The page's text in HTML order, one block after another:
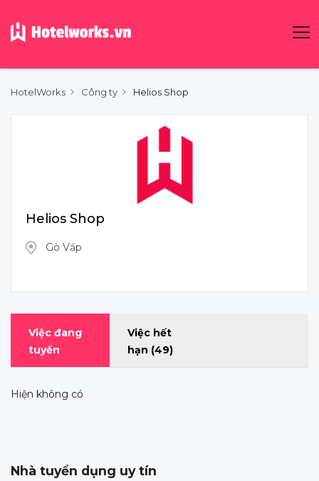
HotelWorks Công ty Helios Shop
Helios Shop
Gò Vấp
Việc đang
tuyển
Việc hết
hạn (49)
Hiện không có
Nhà tuyển dụng uy tín